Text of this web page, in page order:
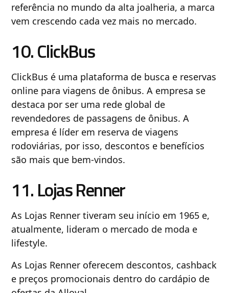
referência no mundo da alta joalheria, a marca
vem crescendo cada vez mais no mercado.
10. ClickBus
ClickBus é uma plataforma de busca e reservas
online para viagens de ônibus. A empresa se
destaca por ser uma rede global de
revendedores de passagens de ônibus. A
empresa é líder em reserva de viagens
rodoviárias, por isso, descontos e benefícios
são mais que bem-vindos.
11. Lojas Renner
As Lojas Renner tiveram seu início em 1965 e,
atualmente, lideram o mercado de moda e
lifestyle.
As Lojas Renner oferecem descontos, cashback
e preços promocionais dentro do cardápio de